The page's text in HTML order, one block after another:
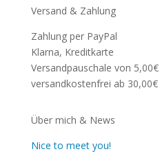
Versand & Zahlung
Zahlung per PayPal
Klarna, Kreditkarte
Versandpauschale von 5,00€
versandkostenfrei ab 30,00€
Über mich & News
Nice to meet you!